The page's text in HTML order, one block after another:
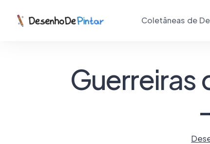
Coletâneas de
Guerreiras